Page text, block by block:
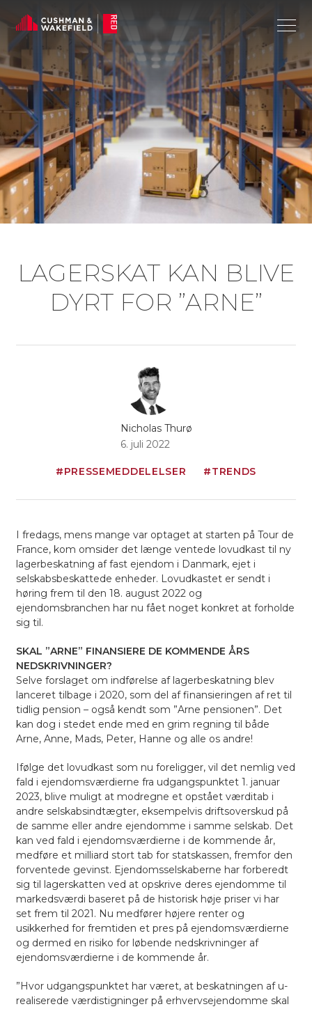
LAGERSKAT KAN BLIVE
DYRT FOR ”ARNE”
Nicholas Thurø
6. juli 2022
#PRESSEMEDDELELSER #TRENDS
I fredags, mens mange var optaget at starten på Tour de
France, kom omsider det længe ventede lovudkast til ny
lagerbeskatning af fast ejendom i Danmark, ejet i
selskabsbeskattede enheder. Lovudkastet er sendt i
høring frem til den 18. august 2022 og
ejendomsbranchen har nu fået noget konkret at forholde
sig til.
SKAL ”ARNE” FINANSIERE DE KOMMENDE ÅRS
NEDSKRIVNINGER?
Selve forslaget om indførelse af lagerbeskatning blev
lanceret tilbage i 2020, som del af finansieringen af ret til
tidlig pension – også kendt som ”Arne pensionen”. Det
kan dog i stedet ende med en grim regning til både
Arne, Anne, Mads, Peter, Hanne og alle os andre!
Ifølge det lovudkast som nu foreligger, vil det nemlig ved
fald i ejendomsværdierne fra udgangspunktet 1. januar
2023, blive muligt at modregne et opstået værditab i
andre selskabsindtægter, eksempelvis driftsoverskud på
de samme eller andre ejendomme i samme selskab. Det
kan ved fald i ejendomsværdierne i de kommende år,
medføre et milliard stort tab for statskassen, fremfor den
forventede gevinst. Ejendomsselskaberne har forberedt
sig til lagerskatten ved at opskrive deres ejendomme til
markedsværdi baseret på de historisk høje priser vi har
set frem til 2021. Nu medfører højere renter og
usikkerhed for fremtiden et pres på ejendomsværdierne
og dermed en risiko for løbende nedskrivninger af
ejendomsværdierne i de kommende år.
”Hvor udgangspunktet har været, at beskatningen af u-
realiserede værdistigninger på erhvervsejendomme skal